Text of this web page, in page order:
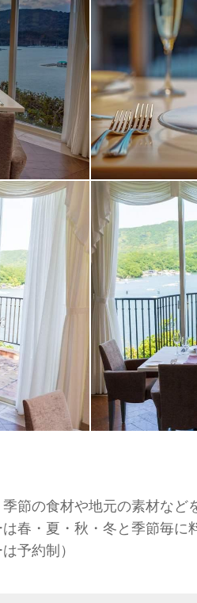
節の食材や地元の素材など
春・夏・秋・冬と季節毎
予約制）